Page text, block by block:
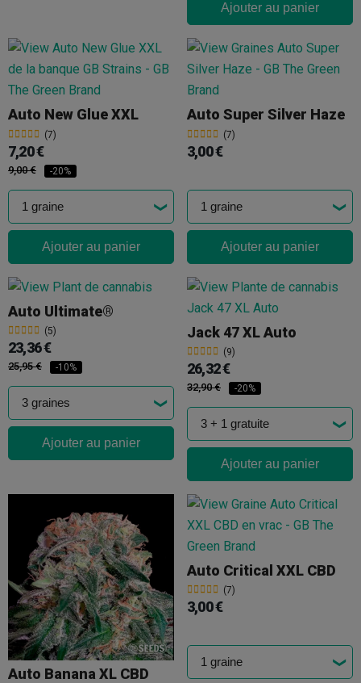
Ajouter au panier
Auto New Glue XXL
(7)
7,20 €
9,00 € -20%
Ajouter au panier
Auto Super Silver Haze
(7)
3,00 €
Ajouter au panier
Auto Ultimate®
(5)
23,36 €
25,95 € -10%
Ajouter au panier
Jack 47 XL Auto
(9)
26,32 €
32,90 € -20%
Ajouter au panier
Auto Banana XL CBD
Auto Critical XXL CBD
(7)
3,00 €